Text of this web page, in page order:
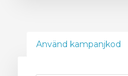
Använd kampanjkod